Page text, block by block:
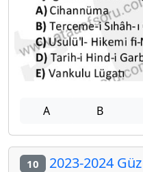
A B
10 2023-2024